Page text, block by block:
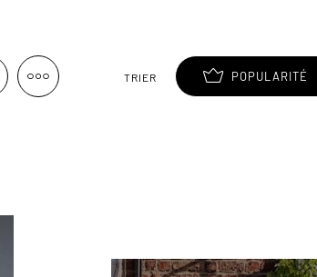
TRIER POPULARITÉ